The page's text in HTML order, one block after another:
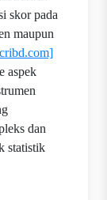
skor pada
maupun
aspek
dan
statistik